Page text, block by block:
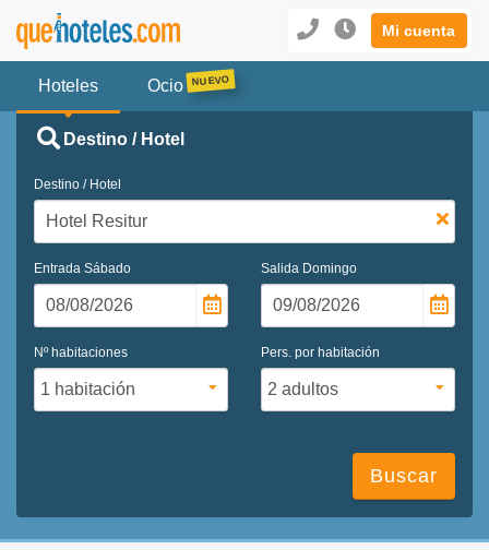
Mi cuenta
Hoteles Ocio
Destino / Hotel
Destino / Hotel
Entrada Sábado Salida Domingo
Nº habitaciones Pers. por habitación
Buscar